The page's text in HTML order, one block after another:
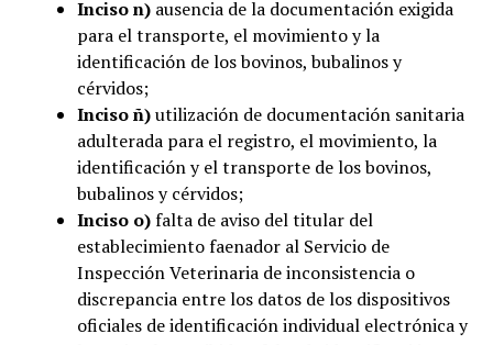
Inciso n) ausencia de la documentación exigida
para el transporte, el movimiento y la
identificación de los bovinos, bubalinos y
cérvidos;
Inciso ñ)utilización de documentación sanitaria
adulterada para el registro, el movimiento, la
identificación y el transporte de los bovinos,
bubalinos y cérvidos;
Inciso o)falta de aviso del titular del
establecimiento faenador al Servicio de
Inspección Veterinaria de inconsistencia o
discrepancia entre los datos de los dispositivos
oficiales de identificación individual electrónica y